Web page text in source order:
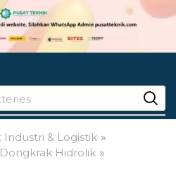
Industri & Logistik »
Dongkrak Hidrolik »